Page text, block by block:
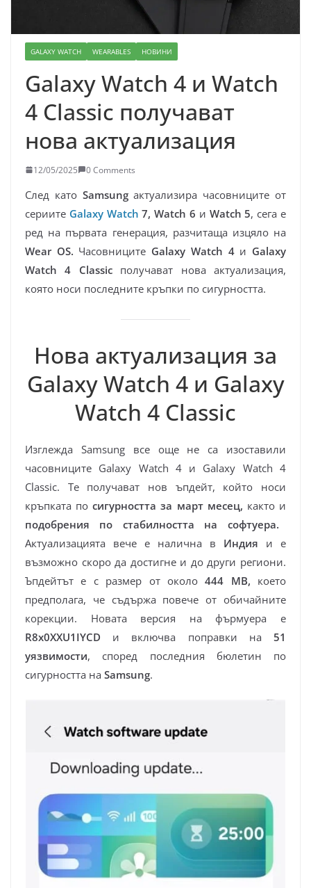
GALAXY WATCH WEARABLES НОВИНИ
Galaxy Watch 4 и Watch
4 Classic получават
нова актуализация
12/05/2025 0 Comments
След като Samsungактуализира часовниците от
сериите Galaxy Watch7, Watch 6 и Watch 5, сега е
ред на първата генерация, разчитаща изцяло на
Wear OS. Часовниците Galaxy Watch 4 и Galaxy
Watch 4 Classicполучават нова актуализация,
която носи последните кръпки по сигурността.
Нова актуализация за
Galaxy Watch 4 и Galaxy
Watch 4 Classic
Изглежда Samsung все още не са изоставили
часовниците Galaxy Watch 4 и Galaxy Watch 4
Classic. Те получават нов ъпдейт, който носи
кръпката посигурността за март месец, както и
подобрения по стабилността на софтуера.
Актуализацията вече е налична в Индия и е
възможно скоро да достигне и до други региони.
Ъпдейтът е с размер от около444 MB, което
предполага, че съдържа повече от обичайните
корекции. Новата версия на фърмуера е
R8x0XXU1IYCD и включва поправки на 51
уязвимости, според последния бюлетин по
сигурността на Samsung.